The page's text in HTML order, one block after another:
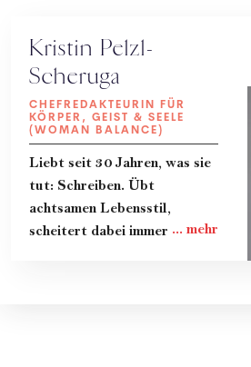
Kristin Pelzl-
Scheruga
CHEFREDAKTEURIN FÜR
KÖRPER, GEIST & SEELE
(WOMAN BALANCE)
Liebt seit 30 Jahren, was sie
tut: Schreiben. Übt
achtsamen Lebensstil,
scheitert dabei immer wieder